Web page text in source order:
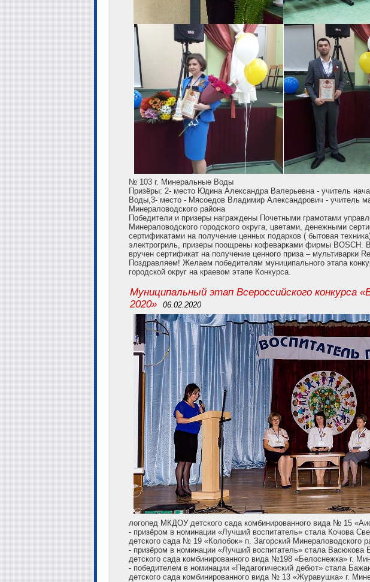
№ 103 г. Минеральные Воды
Призёры: 2- место Юдина Александра Валерьевна - учитель
Воды,3- место - Мясоедов Владимир Александрович -
Минераловодского района
Победители и призеры награждены Почетными грамотами
Минераловодского городского округа, цветами, денежными
сертификатами на получение ценных подарков ( бытовая
электрогриль, призеры поощрены кофеварками фирмы BOSСH.
вручен сертификат на получение ценного приза – мультиварки
Поздравляем! Желаем победителям муниципального этапа
городской округ на краевом этапе Конкурса.
Муниципальный этап Всероссийского конкурса
2020»06.02.2020
логопед МКДОУ детского сада комбинированного вида № 15
- призёром в номинации «Лучший воспитатель» стала Кочова
детского сада № 19 «Колобок» п. Загорский Минераловодского
- призёром в номинации «Лучший воспитатель» стала
детского сада комбинированного вида №198 «Белоснежка» г.
- победителем в номинации «Педагогический дебют» стала
детского сада комбинированного вида № 13 «Журавушка» г.